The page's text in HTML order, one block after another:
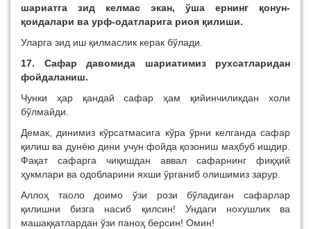
шариатга зид келмас экан, ўша ернинг қонун-
қоидалари ва урф-одатларига риоя қилиши.
Уларга зид иш қилмаслик керак бўлади.
17. Сафар давомида шариатимиз рухсатларидан
фойдаланиш.
Чунки ҳар қандай сафар ҳам қийинчиликдан холи
бўлмайди.
Демак, динимиз кўрсатмасига кўра ўрни келганда сафар
қилиш ва дунёю дини учун фойда қозониш маҳбуб ишдир.
Фақат сафарга чиқишдан аввал сафарнинг фиқҳий
ҳукмлари ва одобларини яхши ўрганиб олишимиз зарур.
Аллоҳ таоло доимо ўзи рози бўладиган сафарлар
қилишни бизга насиб қилсин! Ундаги нохушлик ва
машаққатлардан ўзи паноҳ берсин! Омин!